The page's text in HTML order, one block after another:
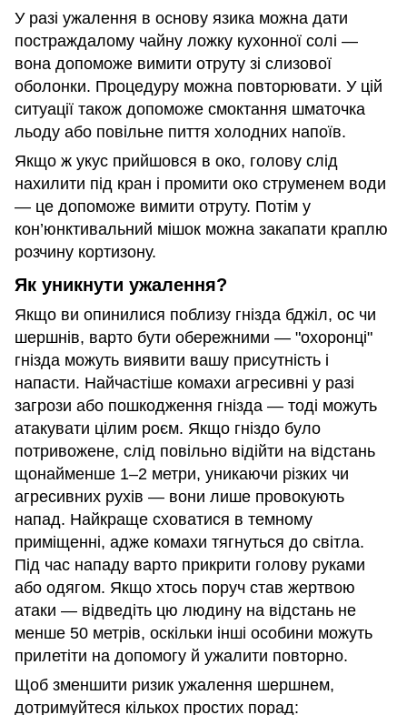
У разі ужалення в основу язика можна дати
постраждалому чайну ложку кухонної солі —
вона допоможе вимити отруту зі слизової
оболонки. Процедуру можна повторювати. У цій
ситуації також допоможе смоктання шматочка
льоду або повільне пиття холодних напоїв.
Якщо ж укус прийшовся в око, голову слід
нахилити під кран і промити око струменем води
— це допоможе вимити отруту. Потім у
кон’юнктивальний мішок можна закапати краплю
розчину кортизону.
Як уникнути ужалення?
Якщо ви опинилися поблизу гнізда бджіл, ос чи
шершнів, варто бути обережними — "охоронці"
гнізда можуть виявити вашу присутність і
напасти. Найчастіше комахи агресивні у разі
загрози або пошкодження гнізда — тоді можуть
атакувати цілим роєм. Якщо гніздо було
потривожене, слід повільно відійти на відстань
щонайменше 1–2 метри, уникаючи різких чи
агресивних рухів — вони лише провокують
напад. Найкраще сховатися в темному
приміщенні, адже комахи тягнуться до світла.
Під час нападу варто прикрити голову руками
або одягом. Якщо хтось поруч став жертвою
атаки — відведіть цю людину на відстань не
менше 50 метрів, оскільки інші особини можуть
прилетіти на допомогу й ужалити повторно.
Щоб зменшити ризик ужалення шершнем,
дотримуйтеся кількох простих порад: